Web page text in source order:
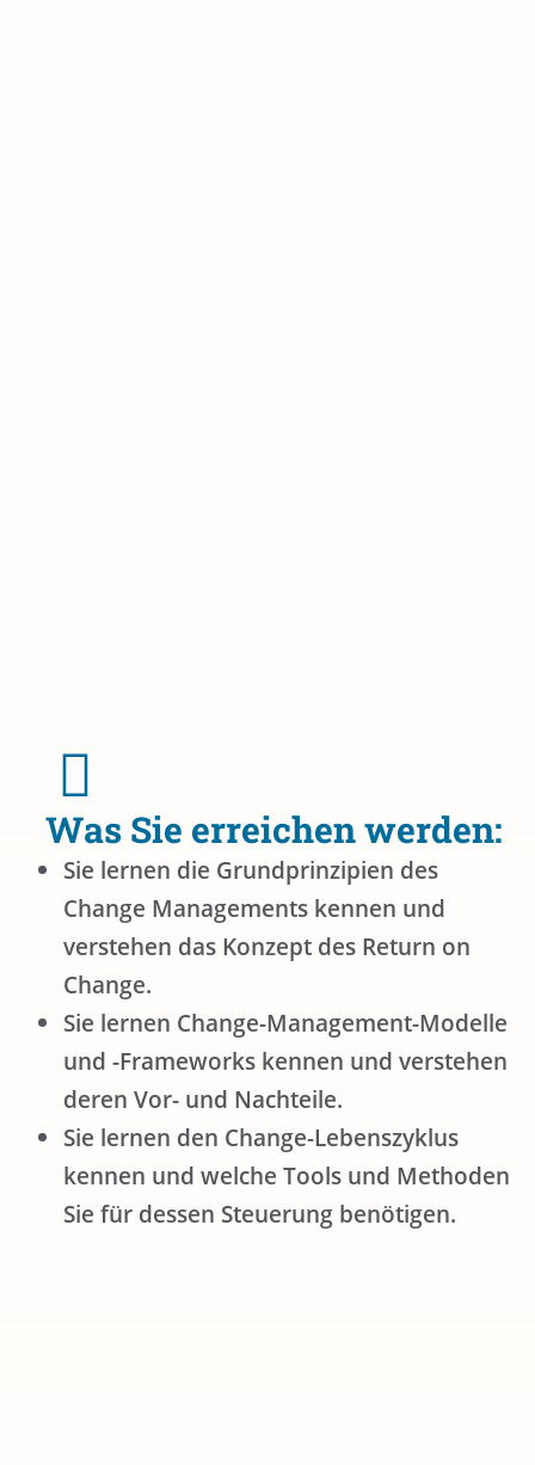
Was Sie erreichen werden:
Sie lernen die Grundprinzipien des
Change Managements kennen und
verstehen das Konzept des Return on
Change.
Sie lernen Change-Management-Modelle
und -Frameworks kennen und verstehen
deren Vor- und Nachteile.
Sie lernen den Change-Lebenszyklus
kennen und welche Tools und Methoden
Sie für dessen Steuerung benötigen.